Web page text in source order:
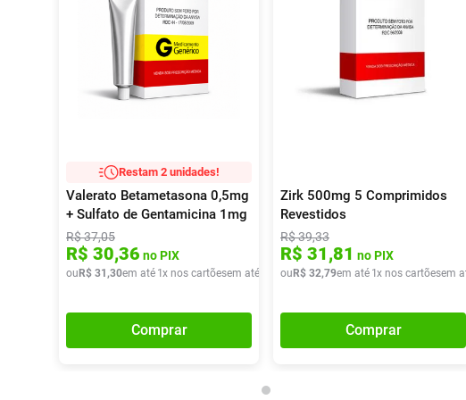
Restam 2 unidades!
Valerato Betametasona 0,5mg
+ Sulfato de Gentamicina 1mg
+ Tolnaftato 10mg +
Clioquinol 10mg Germed
Genérico Pomada 20g
R$37,05
R$ 30,36 no PIX
ou R$ 31 ,30em até 1x nos cartõesem até x deR$ 31,30
Comprar
Zirk 500mg 5 Comprimidos
Revestidos
R$39,33
R$ 31,81 no PIX
ou R$ 32,79em até 1x nos cartõesem
Comprar